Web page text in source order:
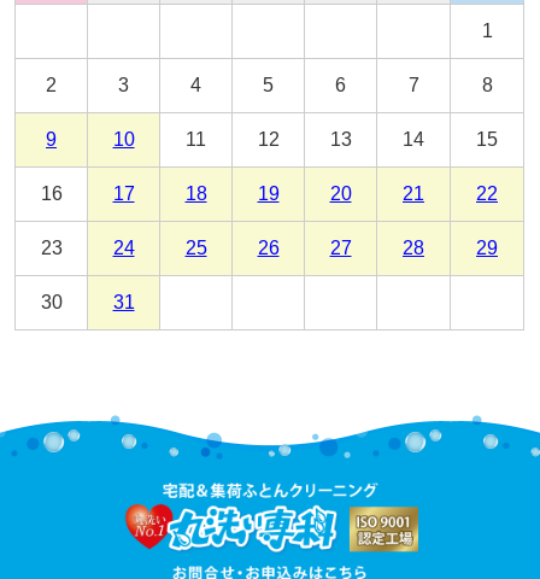
1
2 3 4 5 6 7 8
9 10 11 12 13 14 15
16 17 18 19 20 21 22
23 24 25 26 27 28 29
30 31